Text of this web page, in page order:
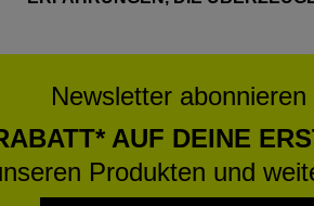
Newsletter abonnieren
AUF DEINE
Produkten und